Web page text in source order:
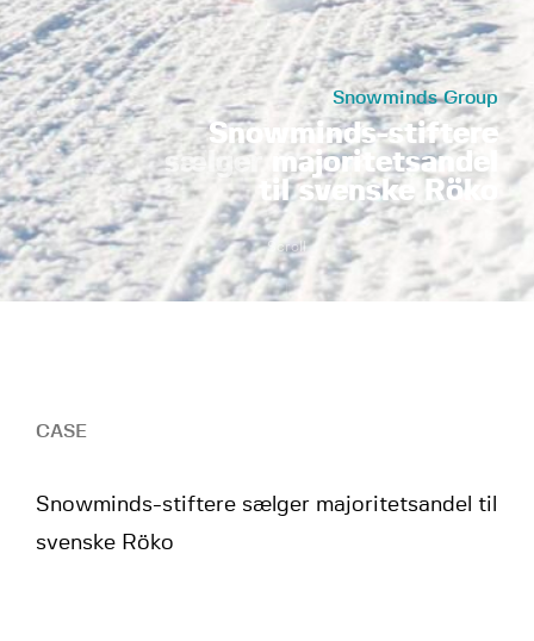
Snowminds Group
Snowminds-stiftere
sælger majoritetsandel
til svenske Röko
Scroll
CASE
Snowminds-stiftere sælger majoritetsandel til
svenske Röko